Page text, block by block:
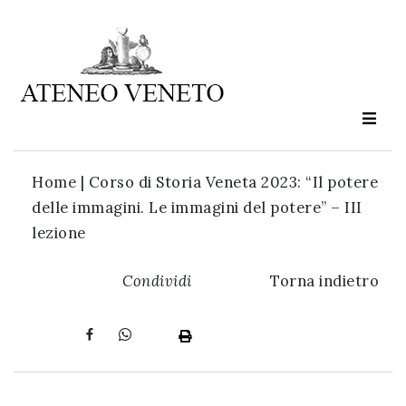
Home | Corso di Storia Veneta 2023: “Il potere
delle immagini. Le immagini del potere” – III
lezione
Condividi Torna indietro
Ateneo
è
cultura
movimento
newsletter: